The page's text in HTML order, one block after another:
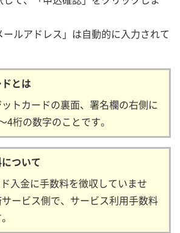
ールアドレス」は自動的に入力されて
とは
トカードの裏面、署名欄の右側に
4桁の数字のことです。
ついて
入金に手数料を徴収していませ
ービス側で、サービス利用手数料